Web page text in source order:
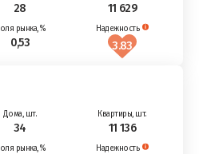
28 11 629
0,53 3.83
34 11 136